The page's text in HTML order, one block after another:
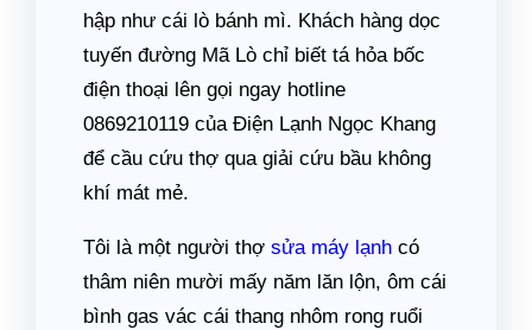
hập như cái lò bánh mì. Khách hàng dọc
tuyến đường Mã Lò chỉ biết tá hỏa bốc
điện thoại lên gọi ngay hotline
0869210119 của Điện Lạnh Ngọc Khang
để cầu cứu thợ qua giải cứu bầu không
khí mát mẻ.
Tôi là một người thợ sửa máy lạnh có
thâm niên mười mấy năm lăn lộn, ôm cái
bình gas vác cái thang nhôm rong ruổi